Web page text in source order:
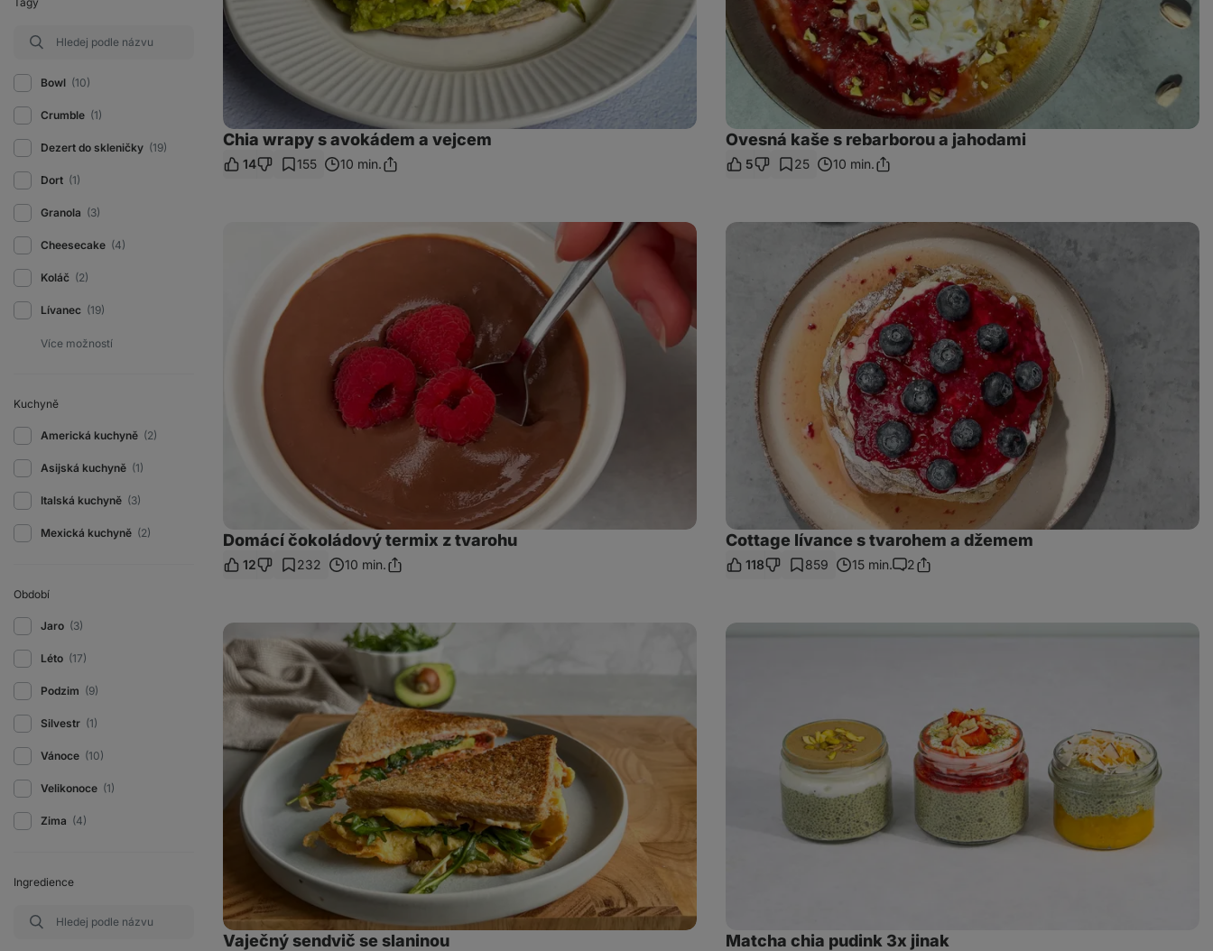
Bowl (10)
Crumble (1)
Dezert do skleničky (19)
Dort (1)
Granola (3)
Cheesecake (4)
Koláč (2)
Lívanec (19)
Kuchyně
Americká kuchyně (2)
Asijská kuchyně (1)
Italská kuchyně (3)
Mexická kuchyně (2)
Období
Jaro (3)
Léto (17)
Podzim (9)
Silvestr (1)
Vánoce (10)
Velikonoce (1)
Zima (4)
Ingredience
Chia wrapy s avokádem a vejcem
14 155 10 min.Sdílet
Ovesná kaše s rebarborou a jahodami
5 25 10 min.Sdílet
Domácí čokoládový termix z tvarohu
12 232 10 min.Sdílet
Cottage
Cottage lívance s tvarohem a džemem
118 859 15 min.
Komentáře
2Sdílet
Vaječný
sendvič
se
slaninou
Vaječný sendvič se slaninou
Matcha
Matcha chia pudink 3x jinak